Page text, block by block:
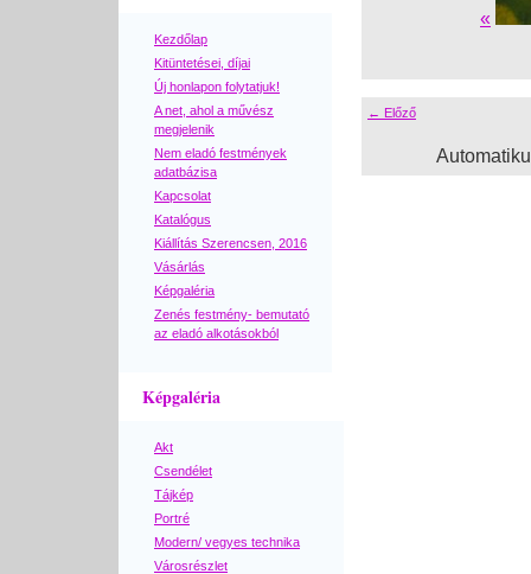
Kezdőlap
Kitüntetései, díjai
Új honlapon folytatjuk!
A net, ahol a művész
megjelenik
Nem eladó festmények
adatbázisa
Kapcsolat
Katalógus
Kiállítás Szerencsen, 2016
Vásárlás
Képgaléria
Zenés festmény- bemutató
az eladó alkotásokból
Képgaléria
Akt
Csendélet
Tájkép
Portré
Modern/ vegyes technika
Városrészlet
«
← Előző